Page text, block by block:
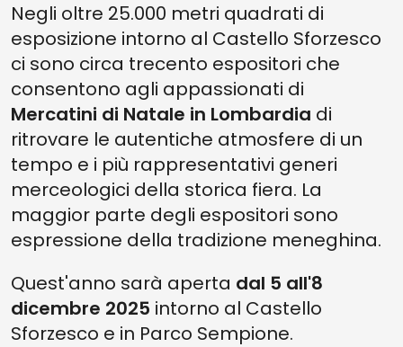
Negli oltre 25.000 metri quadrati di
esposizione intorno al Castello Sforzesco
ci sono circa trecento espositori che
consentono agli appassionati di
Mercatini di Natale in Lombardia di
ritrovare le autentiche atmosfere di un
tempo e i più rappresentativi generi
merceologici della storica fiera. La
maggior parte degli espositori sono
espressione della tradizione meneghina.
Quest'anno sarà aperta dal 5 all'8
dicembre 2025 intorno al Castello
Sforzesco e in Parco Sempione.